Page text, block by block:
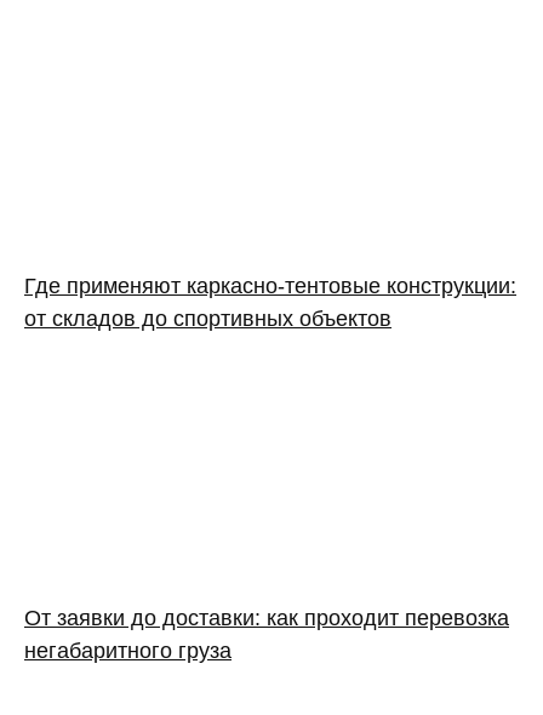
Где применяют каркасно‑тентовые конструкции:
от складов до спортивных объектов
От заявки до доставки: как проходит перевозка
негабаритного груза